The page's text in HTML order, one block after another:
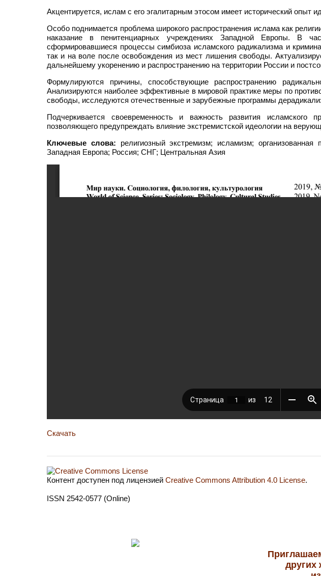
Акцентируется, ислам с его эгалитарным этосом имеет исторический опыт
Особо поднимается проблема широкого распространения ислама как
наказание в пенитенциарных учреждениях Западной Европы. В
сформировавшиеся процессы симбиоза исламского радикализма и
так и на воле после освобождения из мест лишения свободы.
дальнейшему укоренению и распространению на территории России и
Формулируются причины, способствующие распространению
Анализируются наиболее эффективные в мировой практике меры по
свободы, исследуются отечественные и зарубежные программы
Подчеркивается своевременность и важность развития исламского
позволяющего предупреждать влияние экстремистской идеологии на
Ключевые слова: религиозный экстремизм; исламизм; организованная
Западная Европа; Россия; СНГ; Центральная Азия
Скачать
Контент доступен под лицензией Creative Commons Attribution 4.0 License.
ISSN 2542-0577 (Online)
других